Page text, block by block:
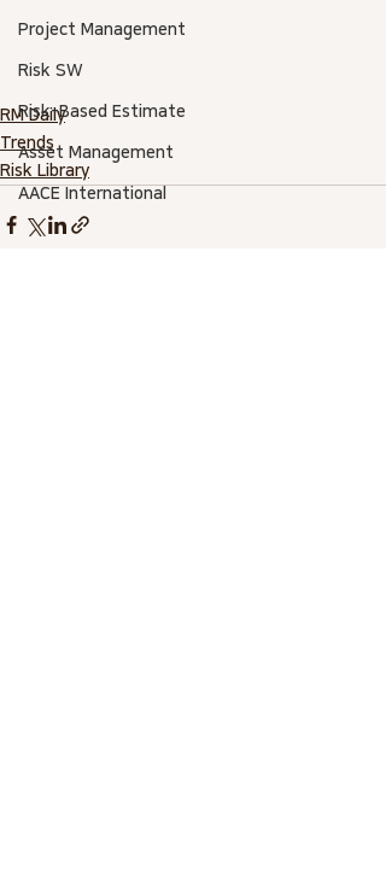
Project Management
Risk SW
Risk-Based Estimate
Asset Management
AACE International
RM Daily
Trends
Risk Library